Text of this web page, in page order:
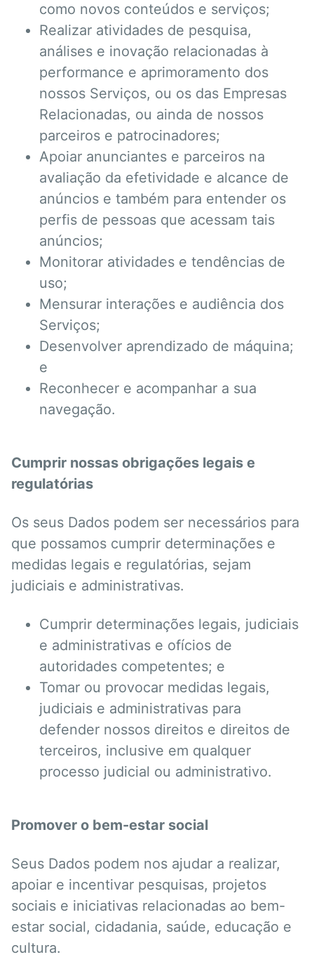
como novos conteúdos e serviços;
Realizar atividades de pesquisa,
análises e inovação relacionadas à
performance e aprimoramento dos
nossos Serviços, ou os das Empresas
Relacionadas, ou ainda de nossos
parceiros e patrocinadores;
Apoiar anunciantes e parceiros na
avaliação da efetividade e alcance de
anúncios e também para entender os
perfis de pessoas que acessam tais
anúncios;
Monitorar atividades e tendências de
uso;
Mensurar interações e audiência dos
Serviços;
Desenvolver aprendizado de máquina;
e
Reconhecer e acompanhar a sua
navegação.
Cumprir nossas obrigações legais e
regulatórias
Os seus Dados podem ser necessários para
que possamos cumprir determinações e
medidas legais e regulatórias, sejam
judiciais e administrativas.
Cumprir determinações legais, judiciais
e administrativas e ofícios de
autoridades competentes; e
Tomar ou provocar medidas legais,
judiciais e administrativas para
defender nossos direitos e direitos de
terceiros, inclusive em qualquer
processo judicial ou administrativo.
Promover o bem-estar social
Seus Dados podem nos ajudar a realizar,
apoiar e incentivar pesquisas, projetos
sociais e iniciativas relacionadas ao bem-
estar social, cidadania, saúde, educação e
cultura.